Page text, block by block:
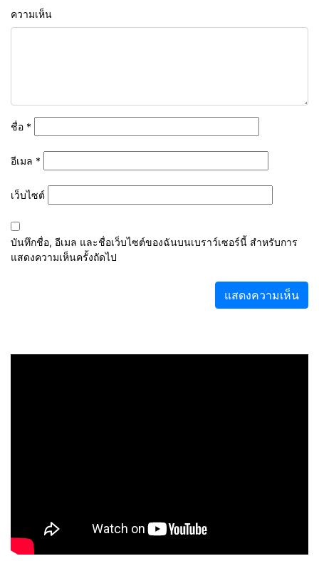
ความเห็น
ชื่อ *
อีเมล *
เว็บไซต์
บันทึกชื่อ, อีเมล และชื่อเว็บไซต์ของฉันบนเบราว์เซอร์นี้ สำหรับการ
แสดงความเห็นครั้งถัดไป